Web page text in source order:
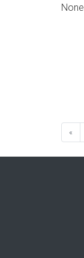
None
«